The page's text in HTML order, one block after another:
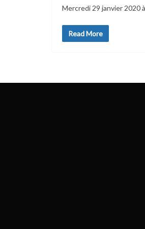
Mercredi 29 janvier 2020
Read More